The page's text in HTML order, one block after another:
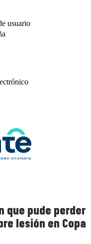
usuario
que pude perder
lesión en Copa